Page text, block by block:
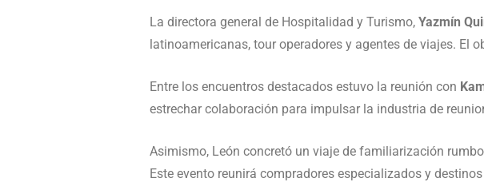
La directora general de Hospitalidad y Turismo, Yazmín
latinoamericanas, tour operadores y agentes de viajes. El
Entre los encuentros destacados estuvo la reunión con
estrechar colaboración para impulsar la industria de
Asimismo, León concretó un viaje de familiarización
Este evento reunirá compradores especializados y